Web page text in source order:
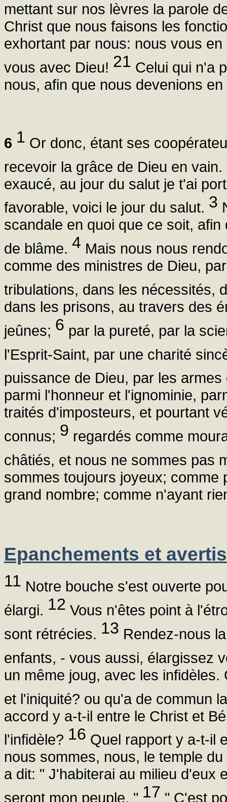
mettant sur nos lèvres la parole
Christ que nous faisons les
exhortant par nous: nous vous
vous avec Dieu! 21 Celui qui n'a
nous, afin que nous devenions
6 1 Or donc, étant ses
recevoir la grâce de Dieu en vain.
exaucé, au jour du salut je t'ai
favorable, voici le jour du salut. 3
scandale en quoi que ce soit,
de blâme. 4 Mais nous nous
comme des ministres de Dieu,
tribulations, dans les nécessités,
dans les prisons, au travers des
jeûnes; 6 par la pureté, par la
l'Esprit-Saint, par une charité
puissance de Dieu, par les
parmi l'honneur et l'ignominie,
traités d'imposteurs, et pourtant
connus; 9 regardés comme
châtiés, et nous ne sommes pas
sommes toujours joyeux;
grand nombre; comme n'ayant
Epanchements et
11 Notre bouche s'est ouverte
élargi. 12 Vous n'êtes point à
sont rétrécies. 13 Rendez-nous
enfants, - vous aussi, élargissez
un même joug, avec les
et l'iniquité? ou qu'a de commun
accord y a-t-il entre le Christ et
l'infidèle? 16 Quel rapport y a-t-il
nous sommes, nous, le temple
a dit: " J'habiterai au milieu d'eux
seront mon peuple. " 17 " C'est